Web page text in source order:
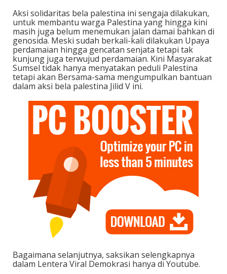
Aksi solidaritas bela palestina ini sengaja dilakukan,
untuk membantu warga Palestina yang hingga kini
masih juga belum menemukan jalan damai bahkan di
genosida. Meski sudah berkali-kali dilakukan Upaya
perdamaian hingga gencatan senjata tetapi tak
kunjung juga terwujud perdamaian. Kini Masyarakat
Sumsel tidak hanya menyatakan peduli Palestina
tetapi akan Bersama-sama mengumpulkan bantuan
dalam aksi bela palestina Jilid V ini.
Bagaimana selanjutnya, saksikan selengkapnya
dalam Lentera Viral Demokrasi hanya di Youtube.